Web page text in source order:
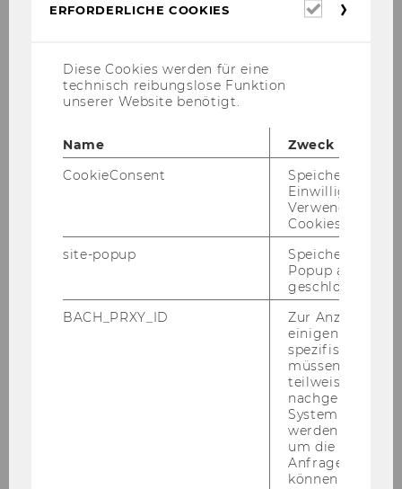
Zugangs- und Benützungshinweise
ERFORDERLICHE COOKIES
Diese Cookies werden für eine
technisch reibungslose Funktion
unserer Website benötigt.
Name
Zweck
CookieConsent
Speichert Ihre
Einwilligung zur
Verwendung von
Cookies.
site-popup
Speichert ob ein
Popup
geschlossen
BACH_PRXY_ID
Zur Anzeige von
einigen WU-
spezifischen
müssen
teilweise von
nachgelagerten
System
werden.
um die Antwort
Anfrage
können.